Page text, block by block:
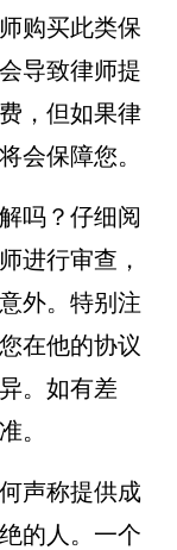
购买此类保
导致律师提
，但如果律
会保障您。
吗？仔细阅
进行审查，
外。特别注
在他的协议
。如有差
。
声称提供成
的人。一个